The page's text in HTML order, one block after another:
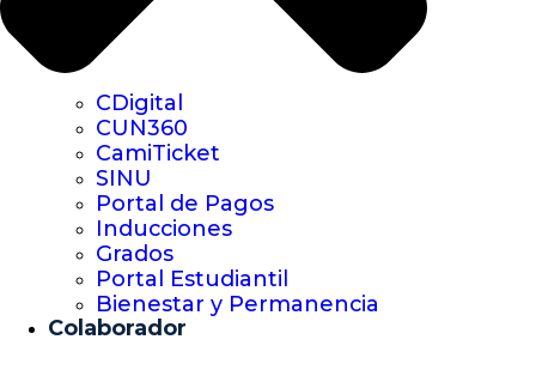
CDigital
CUN360
CamiTicket
SINU
Portal de Pagos
Inducciones
Grados
Portal Estudiantil
Bienestar y Permanencia
Colaborador